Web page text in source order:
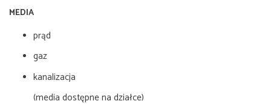
MEDIA
prąd
gaz
kanalizacja
(media dostępne na działce)